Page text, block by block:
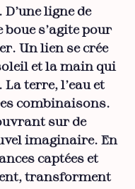
ligne de
s’agite pour
Un lien se crée
et la main qui
terre, l’eau et
combinaisons.
sur de
imaginaire. En
captées et
transforment